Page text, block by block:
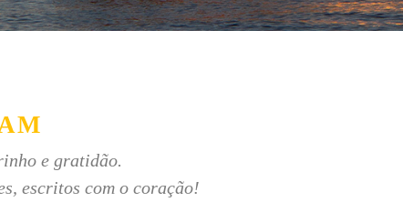
e gratidão.
escritos com o coração!